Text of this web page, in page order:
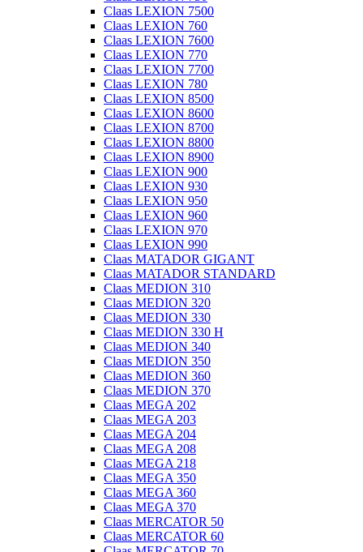
Claas LEXION 7500
Claas LEXION 760
Claas LEXION 7600
Claas LEXION 770
Claas LEXION 7700
Claas LEXION 780
Claas LEXION 8500
Claas LEXION 8600
Claas LEXION 8700
Claas LEXION 8800
Claas LEXION 8900
Claas LEXION 900
Claas LEXION 930
Claas LEXION 950
Claas LEXION 960
Claas LEXION 970
Claas LEXION 990
Claas MATADOR GIGANT
Claas MATADOR STANDARD
Claas MEDION 310
Claas MEDION 320
Claas MEDION 330
Claas MEDION 330 H
Claas MEDION 340
Claas MEDION 350
Claas MEDION 360
Claas MEDION 370
Claas MEGA 202
Claas MEGA 203
Claas MEGA 204
Claas MEGA 208
Claas MEGA 218
Claas MEGA 350
Claas MEGA 360
Claas MEGA 370
Claas MERCATOR 50
Claas MERCATOR 60